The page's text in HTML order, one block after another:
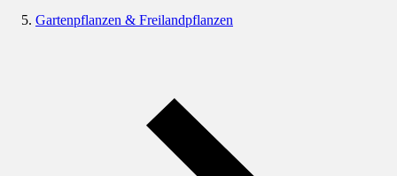
Gartenpflanzen & Freilandpflanzen